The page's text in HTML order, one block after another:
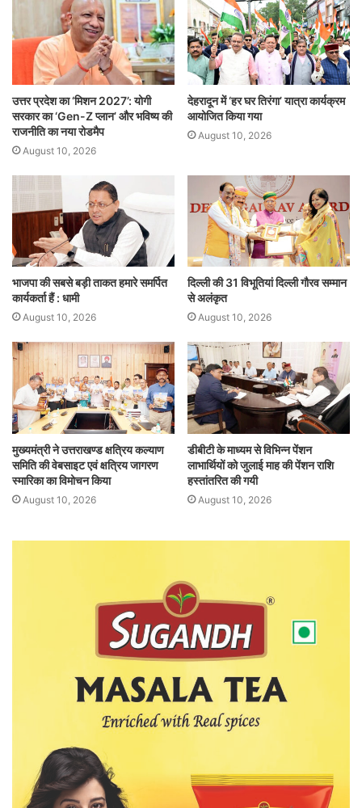
p
o
o
k
n
उत्तर प्रदेश का ‘मिशन 2027’: योगी
सरकार का ‘Gen-Z प्लान’ और भविष्य की
राजनीति का नया रोडमैप
August 10, 2026
देहरादून में ‘हर घर तिरंगा’ यात्रा कार्यक्रम
आयोजित किया गया
August 10, 2026
भाजपा की सबसे बड़ी ताकत हमारे समर्पित
कार्यकर्ता हैं : धामी
August 10, 2026
दिल्ली की 31 विभूतियां दिल्ली गौरव सम्मान
से अलंकृत
August 10, 2026
मुख्यमंत्री ने उत्तराखण्ड क्षत्रिय कल्याण
समिति की वेबसाइट एवं क्षत्रिय जागरण
स्मारिका का विमोचन किया
August 10, 2026
डीबीटी के माध्यम से विभिन्न पेंशन
लाभार्थियों को जुलाई माह की पेंशन राशि
हस्तांतरित की गयी
August 10, 2026